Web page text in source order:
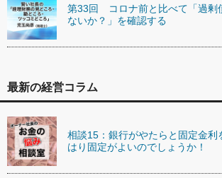
第33回 コロナ前と比べて「過剰
ないか？」を確認する
最新の経営コラム
相談15：銀行がやたらと固定金利
はり固定がよいのでしょうか！